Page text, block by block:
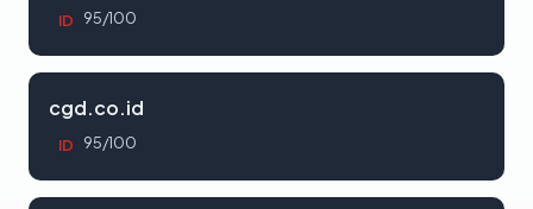
ID 95/100
cgd.co.id
ID 95/100